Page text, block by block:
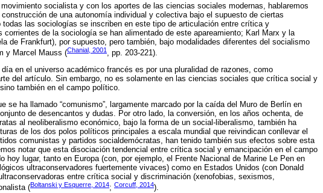
socialista y con los aportes de las ciencias sociales modernas, hablaremos
de una autonomía individual y colectiva bajo el supuesto de ciertas
las sociologías se inscriben en este tipo de articulación entre crítica y
corrientes de la sociología se han alimentado de este apareamiento; Karl Marx y la
de Frankfurt), por supuesto, pero también, bajo modalidades diferentes del socialismo
y Marcel Mauss (Chanial, 2001 , pp. 203-221).
en el universo académico francés es por una pluralidad de razones, como
del artículo. Sin embargo, no es solamente en las ciencias sociales que crítica social y
también en el campo político.
se ha llamado “comunismo”, largamente marcado por la caída del Muro de Berlín en
de desencantos y dudas. Por otro lado, la conversión, en los años ochenta, de
al neoliberalismo económico, bajo la forma de un social-liberalismo, también ha
de los dos polos políticos principales a escala mundial que reivindican conllevar el
comunistas y partidos socialdemócratas, han tenido también sus efectos sobre esta
notar que esta disociación tendencial entre crítica social y emancipación en el campo
hoy lugar, tanto en Europa (con, por ejemplo, el Frente Nacional de Marine Le Pen en
ultraconservadores fuertemente vivaces) como en Estados Unidos (con Donald
entre crítica social y discriminación (xenofobias, sexismos,
(Boltanski y Esquerre, 2014; Corcuff, 2014).